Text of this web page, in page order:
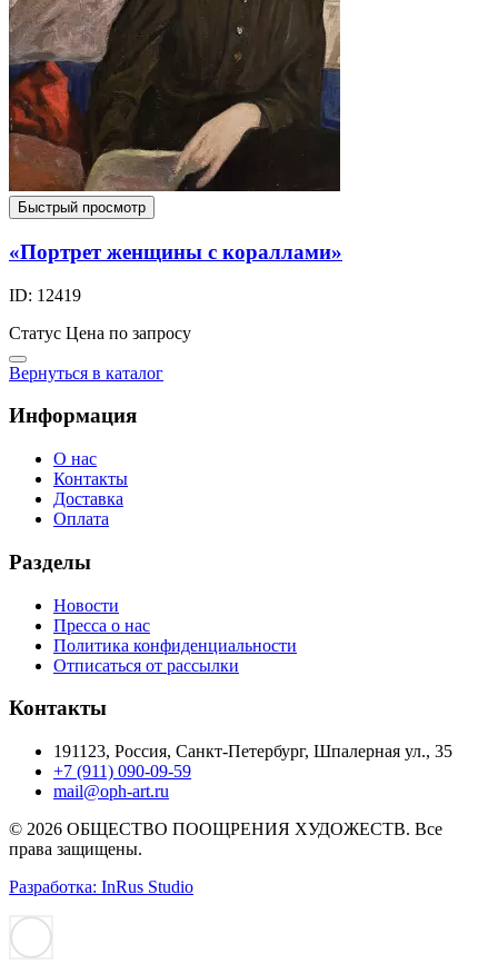
Быстрый просмотр
«Портрет женщины с кораллами»
ID: 12419
Статус Цена по запросу
Вернуться в каталог
Информация
О нас
Контакты
Доставка
Оплата
Разделы
Новости
Пресса о нас
Политика конфиденциальности
Отписаться от рассылки
Контакты
191123, Россия, Санкт-Петербург, Шпалерная ул., 35
+7 (911) 090-09-59
mail@oph-art.ru
© 2026 ОБЩЕСТВО ПООЩРЕНИЯ ХУДОЖЕСТВ. Все
права защищены.
Разработка: InRus Studio